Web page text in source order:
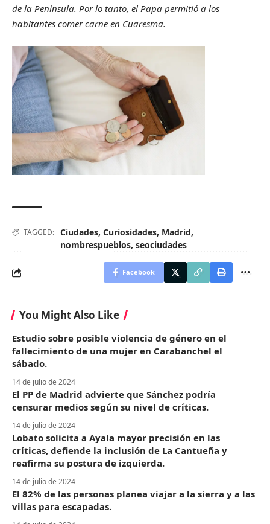
de la Península. Por lo tanto, el Papa permitió a los
habitantes comer carne en Cuaresma.
TAGGED: Ciudades, Curiosidades, Madrid,
nombrespueblos, seociudades
Facebook
You Might Also Like
Estudio sobre posible violencia de género en el
fallecimiento de una mujer en Carabanchel el
sábado.
14 de julio de 2024
El PP de Madrid advierte que Sánchez podría
censurar medios según su nivel de críticas.
14 de julio de 2024
Lobato solicita a Ayala mayor precisión en las
críticas, defiende la inclusión de La Cantueña y
reafirma su postura de izquierda.
14 de julio de 2024
El 82% de las personas planea viajar a la sierra y a las
villas para escapadas.